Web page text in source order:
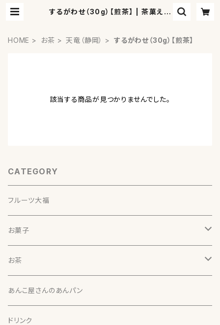
するがわせ（30g）【煎茶】 | 茶菓えん
HOME お茶 天竜（静岡） するがわせ（30g）【煎茶】
該当する商品が見つかりませんでした。
CATEGORY
フルーツ大福
お菓子
北の雫
北の雫（５個入）
本わらび餅
本わらび餅
ほうじ茶大福
お茶
天竜（静岡）
さやまかおり（30g）【煎茶】
両河内（静岡）
あんこ屋さんのあんパン
ドリンク